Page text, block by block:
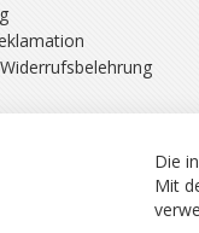
Die
Mit